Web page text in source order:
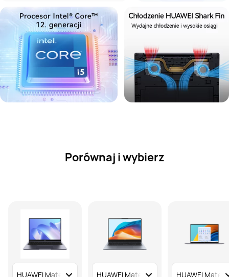
Porównaj i wybierz